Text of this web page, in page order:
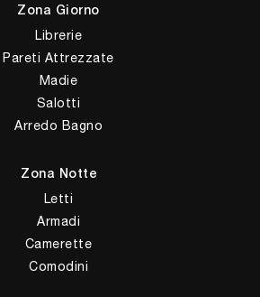
Zona Giorno
Librerie
Pareti Attrezzate
Madie
Salotti
Arredo Bagno
Zona Notte
Letti
Armadi
Camerette
Comodini